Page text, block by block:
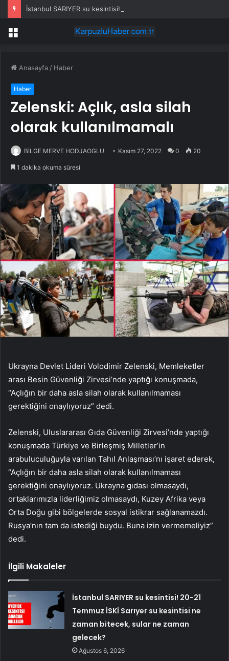
Menü
Anasayfa / Haber
Haber
Zelenski: Açlık, asla silah
olarak kullanılmamalı
BİLGE MERVE HODJAOGLU Kasım 27, 2022 0 20
1 dakika okuma süresi
Ukrayna Devlet Lideri Volodimir Zelenski, Memleketler
arası Besin Güvenliği Zirvesi’nde yaptığı konuşmada,
“Açlığın bir daha asla silah olarak kullanılmaması
gerektiğini onaylıyoruz” dedi.
Zelenski, Uluslararası Gıda Güvenliği Zirvesi’nde yaptığı
konuşmada Türkiye ve Birleşmiş Milletler’in
arabuluculuğuyla varılan Tahıl Anlaşması’nı işaret ederek,
“Açlığın bir daha asla silah olarak kullanılmaması
gerektiğini onaylıyoruz. Ukrayna gıdası olmasaydı,
ortaklarımızla liderliğimiz olmasaydı, Kuzey Afrika veya
Orta Doğu gibi bölgelerde sosyal istikrar sağlanamazdı.
Rusya’nın tam da istediği buydu. Buna izin vermemeliyiz”
dedi.
İlgili Makaleler
İstanbul SARIYER su kesintisi! 20-21
Temmuz İSKİ Sarıyer su kesintisi ne
zaman bitecek, sular ne zaman
gelecek?
Ağustos 6, 2026